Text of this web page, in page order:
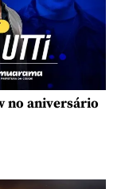
no aniversário